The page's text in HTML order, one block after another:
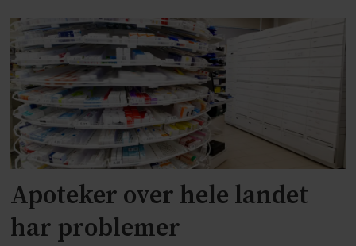
Apoteker over hele landet
har problemer